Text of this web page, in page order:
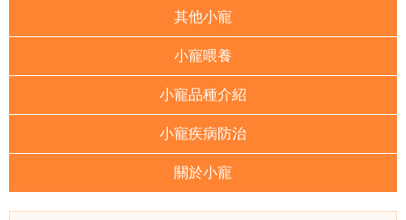
其他小寵
小寵喂養
小寵品種介紹
小寵疾病防治
關於小寵